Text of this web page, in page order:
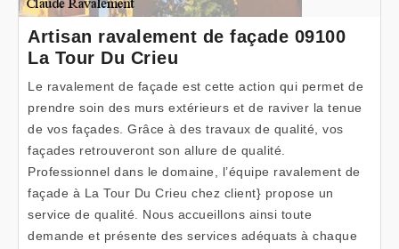
Artisan ravalement de façade 09100
La Tour Du Crieu
Le ravalement de façade est cette action qui permet de
prendre soin des murs extérieurs et de raviver la tenue
de vos façades. Grâce à des travaux de qualité, vos
façades retrouveront son allure de qualité.
Professionnel dans le domaine, l’équipe ravalement de
façade à La Tour Du Crieu chez client} propose un
service de qualité. Nous accueillons ainsi toute
demande et présente des services adéquats à chaque